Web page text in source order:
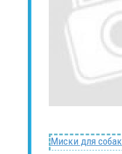
Миски для собак